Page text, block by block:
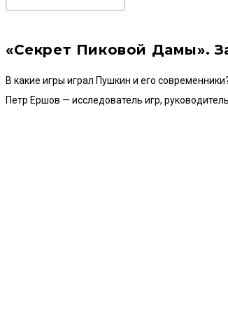
«Секрет Пиковой Дамы».
В какие игры играл Пушкин и его
Петр Ершов — исследователь игр,